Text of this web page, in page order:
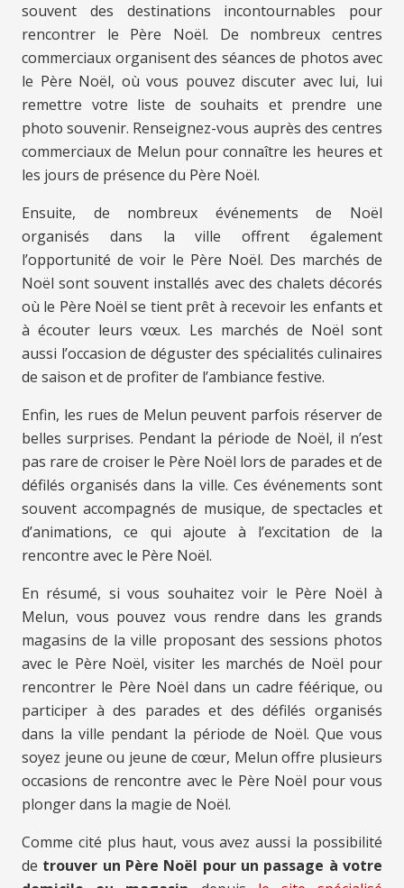
souvent des destinations incontournables pour
rencontrer le Père Noël. De nombreux centres
commerciaux organisent des séances de photos avec
le Père Noël, où vous pouvez discuter avec lui, lui
remettre votre liste de souhaits et prendre une
photo souvenir. Renseignez-vous auprès des centres
commerciaux de Melun pour connaître les heures et
les jours de présence du Père Noël.
Ensuite, de nombreux événements de Noël
organisés dans la ville offrent également
l’opportunité de voir le Père Noël. Des marchés de
Noël sont souvent installés avec des chalets décorés
où le Père Noël se tient prêt à recevoir les enfants et
à écouter leurs vœux. Les marchés de Noël sont
aussi l’occasion de déguster des spécialités culinaires
de saison et de profiter de l’ambiance festive.
Enfin, les rues de Melun peuvent parfois réserver de
belles surprises. Pendant la période de Noël, il n’est
pas rare de croiser le Père Noël lors de parades et de
défilés organisés dans la ville. Ces événements sont
souvent accompagnés de musique, de spectacles et
d’animations, ce qui ajoute à l’excitation de la
rencontre avec le Père Noël.
En résumé, si vous souhaitez voir le Père Noël à
Melun, vous pouvez vous rendre dans les grands
magasins de la ville proposant des sessions photos
avec le Père Noël, visiter les marchés de Noël pour
rencontrer le Père Noël dans un cadre féérique, ou
participer à des parades et des défilés organisés
dans la ville pendant la période de Noël. Que vous
soyez jeune ou jeune de cœur, Melun offre plusieurs
occasions de rencontre avec le Père Noël pour vous
plonger dans la magie de Noël.
Comme cité plus haut, vous avez aussi la possibilité
de trouver un Père Noël pour un passage à votre